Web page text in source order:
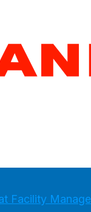
Facility